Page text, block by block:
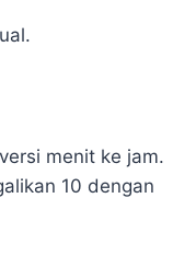
menit ke jam.
10 dengan